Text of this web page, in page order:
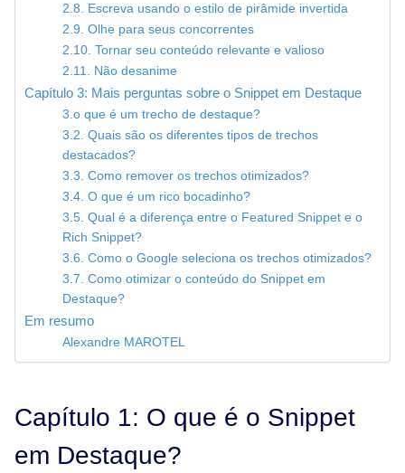
2.8. Escreva usando o estilo de pirâmide invertida
2.9. Olhe para seus concorrentes
2.10. Tornar seu conteúdo relevante e valioso
2.11. Não desanime
Capítulo 3: Mais perguntas sobre o Snippet em Destaque
3.o que é um trecho de destaque?
3.2. Quais são os diferentes tipos de trechos
destacados?
3.3. Como remover os trechos otimizados?
3.4. O que é um rico bocadinho?
3.5. Qual é a diferença entre o Featured Snippet e o
Rich Snippet?
3.6. Como o Google seleciona os trechos otimizados?
3.7. Como otimizar o conteúdo do Snippet em
Destaque?
Em resumo
Alexandre MAROTEL
Capítulo 1: O que é o Snippet
em Destaque?